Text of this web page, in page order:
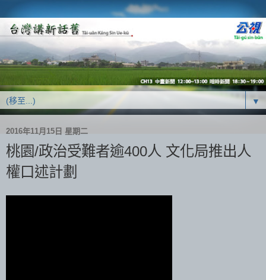
▼
2016年11月15日 星期二
桃園/政治受難者逾400人 文化局推出人
權口述計劃